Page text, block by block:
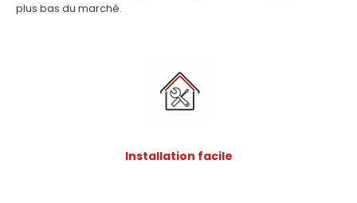
plus bas du marché.
Installation facile